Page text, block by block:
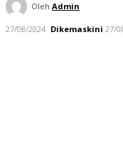
Oleh Admin
27/08/2024 Dikemaskini 27/